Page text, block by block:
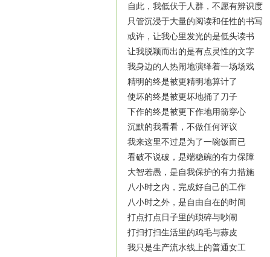
自此，我低伏于人群，不愿有辨识度
只管沉浸于大量的阅读和任性的书写
或许，让我心里发光的是低头读书
让我脱颖而出的是有点灵性的文字
我身边的人热闹地演绎着一场场戏
精明的终是被更精明地算计了
使坏的终是被更坏地捅了刀子
下作的终是被更下作地用箭穿心
沉默的我看看，不做任何评议
我来这里不过是为了一碗饭而已
看破不说破，是端稳碗的有力保障
大智若愚，是自我保护的有力措施
八小时之内，完成好自己的工作
八小时之外，是自由自在的时间
打点打点日子里的琐碎与吵闹
打扫打扫生活里的鸡毛与蒜皮
我只是生产流水线上的普通女工